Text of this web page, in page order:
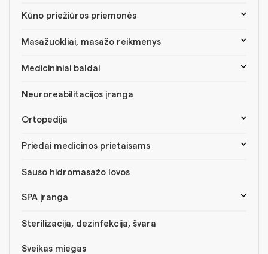
Kūno priežiūros priemonės
Masažuokliai, masažo reikmenys
Medicininiai baldai
Neuroreabilitacijos įranga
Ortopedija
Priedai medicinos prietaisams
Sauso hidromasažo lovos
SPA įranga
Sterilizacija, dezinfekcija, švara
Sveikas miegas